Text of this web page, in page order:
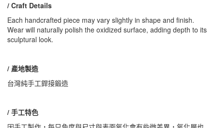
/ Craft Details
Each handcrafted piece may vary slightly in shape and finish.
Wear will naturally polish the oxidized surface, adding depth to its
sculptural look.
/ 產地製造
台灣純手工銲接鍛造
/ 手工特色